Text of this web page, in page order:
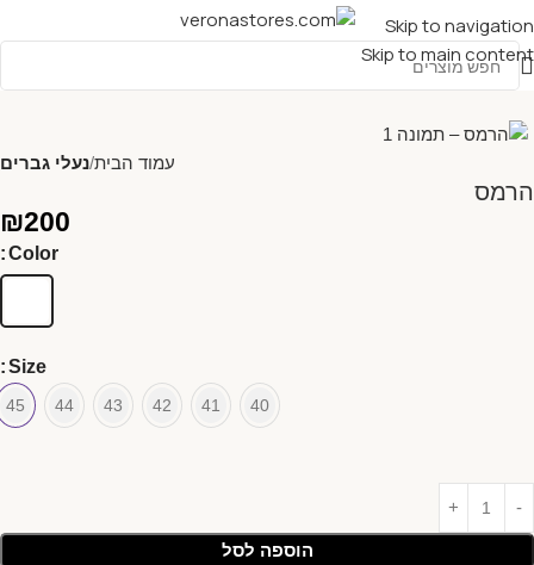
Skip to navigation
Skip to main content
עמוד הבית נעלי גברים
הרמס
₪200
Color
Size
40
41
42
43
44
45
הוספה לסל